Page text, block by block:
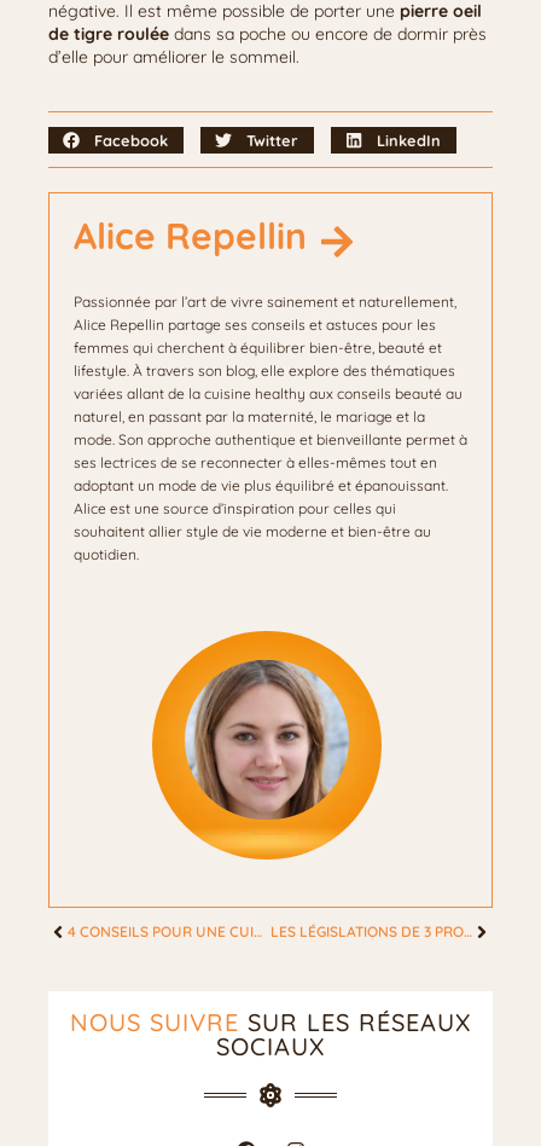
négative. Il est même possible de porter une pierre oeil
de tigre roulée dans sa poche ou encore de dormir près
d’elle pour améliorer le sommeil.
Facebook Twitter LinkedIn
Alice Repellin
Passionnée par l’art de vivre sainement et naturellement,
Alice Repellin partage ses conseils et astuces pour les
femmes qui cherchent à équilibrer bien-être, beauté et
lifestyle. À travers son blog, elle explore des thématiques
variées allant de la cuisine healthy aux conseils beauté au
naturel, en passant par la maternité, le mariage et la
mode. Son approche authentique et bienveillante permet à
ses lectrices de se reconnecter à elles-mêmes tout en
adoptant un mode de vie plus équilibré et épanouissant.
Alice est une source d’inspiration pour celles qui
souhaitent allier style de vie moderne et bien-être au
quotidien.
4 CONSEILS POUR UNE CUISINE SAINE, QUE MANGER POUR RESTER EN BONNE SANTÉ ET HEUREUX ? LES LÉGISLATIONS DE 3 PRODUITS CONTROVERSÉS
NOUS SUIVRE SUR LES RÉSEAUX
SOCIAUX